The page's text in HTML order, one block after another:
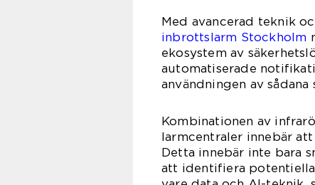
Med avancerad teknik
inbrottslarm Stockholm
ekosystem av
automatiserade
användningen av
Kombinationen av
larmcentraler innebär
Detta innebär inte bara
att identifiera